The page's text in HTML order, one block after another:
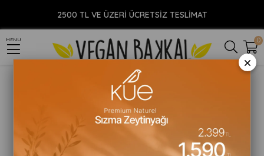
2500 TL VE ÜZERİ ÜCRETSİZ TESLİMAT
MENU 0
Vegan Süt Badem Sütü Plantero Badem Sütü Bazı 250g
×